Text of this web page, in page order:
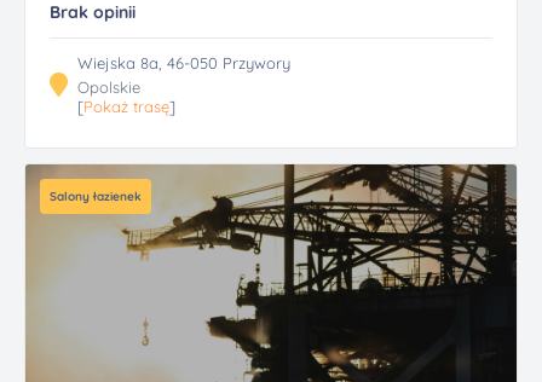
Brak opinii
Wiejska 8a, 46-050 Przywory
Opolskie
[Pokaż trasę]
Salony łazienek